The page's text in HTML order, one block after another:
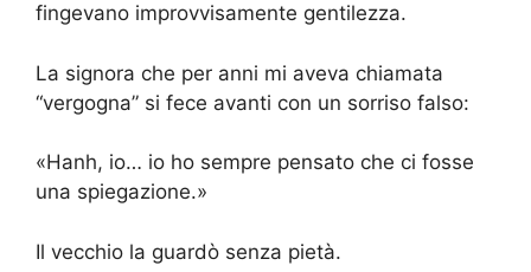
fingevano improvvisamente gentilezza.
La signora che per anni mi aveva chiamata
“vergogna” si fece avanti con un sorriso falso:
«Hanh, io… io ho sempre pensato che ci fosse
una spiegazione.»
Il vecchio la guardò senza pietà.